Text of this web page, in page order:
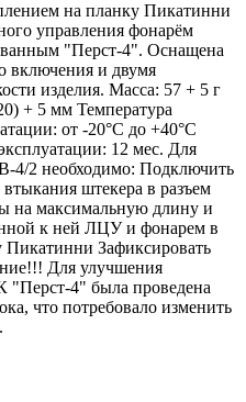
на планку Пикатинни
управления фонарём
"Перст-4". Оснащена
включения и двумя
изделия. Масса: 57 + 5 г
+ 5 мм Температура
от -20°С до +40°С
12 мес. Для
4/2 необходимо: Подключить
штекера в разъем
на максимальную длину и
к ней ЛЦУ и фонарем в
Пикатинни Зафиксировать
Для улучшения
"Перст-4" была проведена
что потребовало изменить